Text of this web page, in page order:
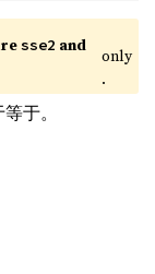
sse2 and
only
.
于。